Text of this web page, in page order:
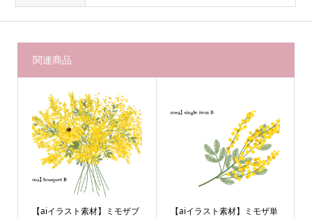
関連商品
【aiイラスト素材】ミモザブ
【aiイラスト素材】ミモザ単